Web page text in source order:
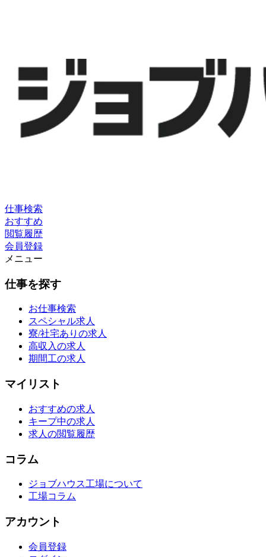
仕事検索
おすすめ
閲覧履歴
会員登録
メニュー
仕事を探す
お仕事検索
スペシャル求人
寮/社宅ありの求人
高収入の求人
期間工の求人
マイリスト
おすすめの求人
キープ中の求人
求人の閲覧履歴
コラム
ジョブハウス工場について
工場コラム
アカウント
会員登録